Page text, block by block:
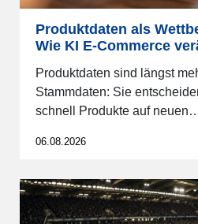
Produktdaten als
Wie KI E-Commerce
Produktdaten sind längst
Stammdaten: Sie
schnell Produkte auf
06.08.2026